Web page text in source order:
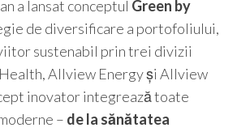
a lansat conceptul Green by
de diversificare a portofoliului,
sustenabil prin trei divizii
Allview Energy și Allview
inovator integrează toate
– de la sănătatea